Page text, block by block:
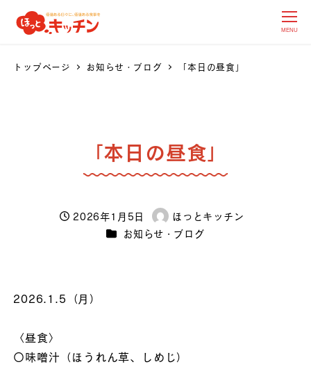
MENU
トップページ お知らせ・ブログ 「本日の昼食」
「本日の昼食」
投稿日
2026年1月5日
著
者
ほっとキッチン
カテゴリー
お知らせ・ブログ
2026.1.5（月）
〈昼食〉
〇味噌汁（ほうれん草、しめじ）